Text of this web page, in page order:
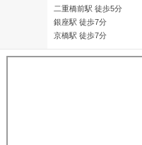
二重橋前駅 徒歩5分
銀座駅 徒歩7分
京橋駅 徒歩7分